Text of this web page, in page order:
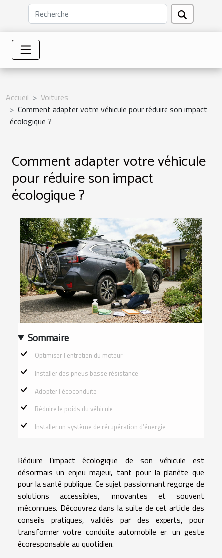
Accueil
Voitures
Comment adapter votre véhicule pour réduire son impact
écologique ?
Comment adapter votre véhicule
pour réduire son impact
écologique ?
Sommaire
Optimiser l’entretien du moteur
Installer des pneus basse résistance
Adopter l’écoconduite
Réduire le poids du véhicule
Installer un système de récupération d’énergie
Réduire l’impact écologique de son véhicule est
désormais un enjeu majeur, tant pour la planète que
pour la santé publique. Ce sujet passionnant regorge de
solutions accessibles, innovantes et souvent
méconnues. Découvrez dans la suite de cet article des
conseils pratiques, validés par des experts, pour
transformer votre conduite automobile en un geste
écoresponsable au quotidien.